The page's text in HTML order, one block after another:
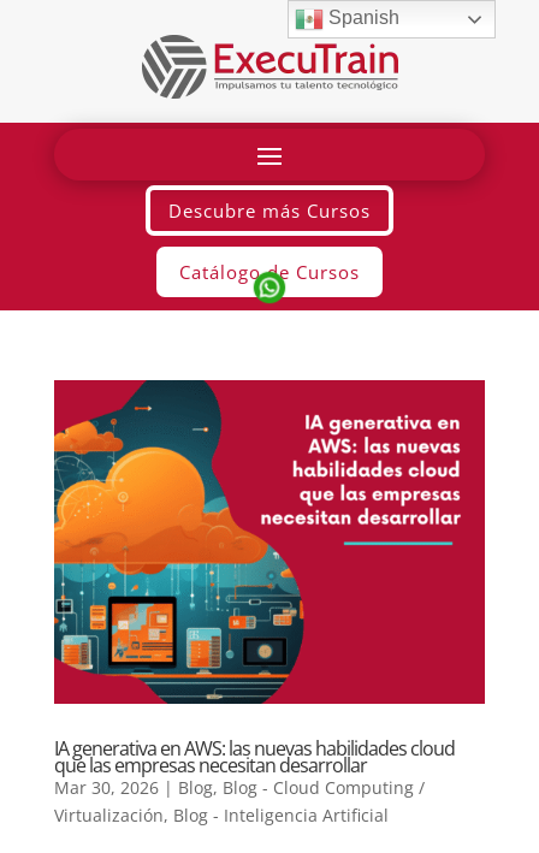
Descubre más Cursos
Catálogo de Cursos
IA generativa en AWS: las nuevas habilidades cloud
que las empresas necesitan desarrollar
Mar 30, 2026| Blog, Blog - Cloud Computing /
Virtualización, Blog - Inteligencia Artificial
Spanish